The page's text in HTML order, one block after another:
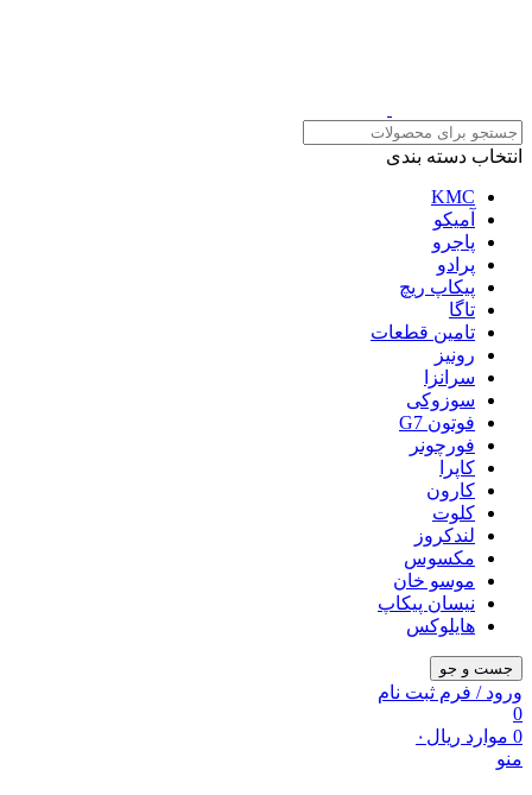
انتخاب دسته بندی
KMC
آمیکو
پاجرو
پرادو
پیکاپ ریچ
تاگا
تامین قطعات
رونیز
سرانزا
سوزوکی
فوتون G7
فورچونر
کاپرا
کارون
کلوت
لندکروز
مکسوس
موسو خان
نیسان پیکاپ
هایلوکس
جست و جو
ورود / فرم ثبت نام
0
0 موارد ریال ۰
منو